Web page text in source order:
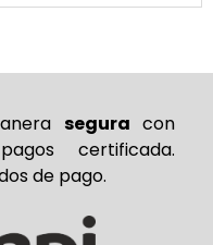
segura con
certificada.
de pago.